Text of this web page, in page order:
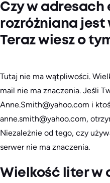
Czy w adresach
rozróżniana jest
Teraz wiesz o
Tutaj nie ma wątpliwości.
mail nie ma znaczenia. Jeśli
Anne.Smith@yahoo.com i
anne.smith@yahoo.com,
Niezależnie od tego, czy
serwer nie ma znaczenia.
Wielkość liter w